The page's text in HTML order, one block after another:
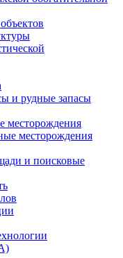
и рудные запасы
месторождения
месторождения
и поисковые